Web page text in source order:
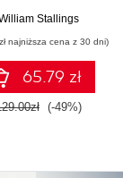
Ionescu,David Solomon
Wydanie IX
Stallings
najniższa cena z 30 dni)
65.79 zł
(-49%)